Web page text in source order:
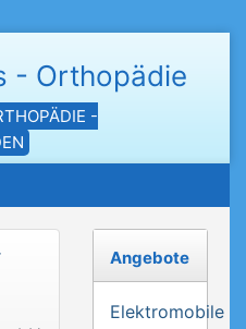
- Orthopädie
-
Angebote
Elektromobile